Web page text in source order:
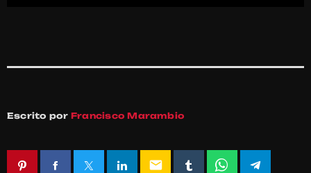
Escrito por Francisco Marambio
email